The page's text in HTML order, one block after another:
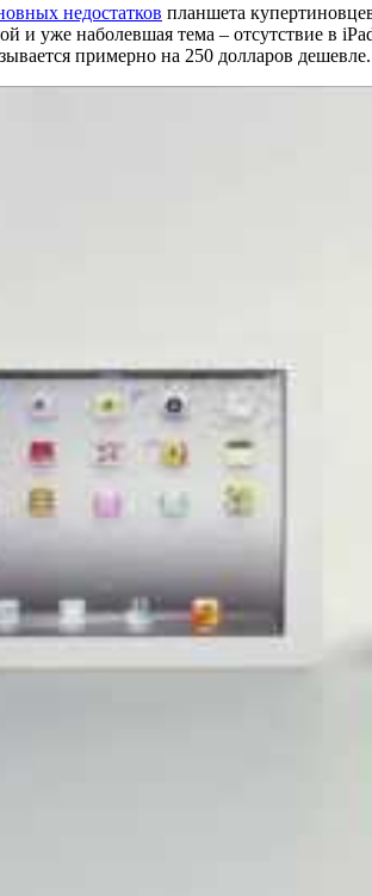
недостатков планшета
и уже наболевшая тема – отсутствие
примерно на 250 долларов дешевле.